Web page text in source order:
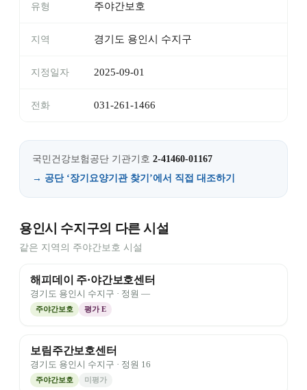
유형 주야간보호
지역 경기도 용인시 수지구
지정일자 2025-09-01
전화 031-261-1466
국민건강보험공단 기관기호 2-41460-01167
→ 공단 ‘장기요양기관 찾기’에서 직접 대조하기
용인시 수지구의 다른 시설
같은 지역의 주야간보호 시설
해피데이 주·야간보호센터
경기도 용인시 수지구 · 정원 —
주야간보호 평가E
보림주간보호센터
경기도 용인시 수지구 · 정원 16
주야간보호 미평가